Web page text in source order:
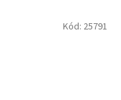
Kód: 25791